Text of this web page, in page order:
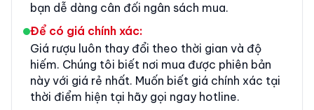
bạn dễ dàng cân đối ngân sách mua.
Để có giá chính xác:
Giá rượu luôn thay đổi theo thời gian và độ
hiếm. Chúng tôi biết nơi mua được phiên bản
này với giá rẻ nhất. Muốn biết giá chính xác tại
thời điểm hiện tại hãy gọi ngay hotline.